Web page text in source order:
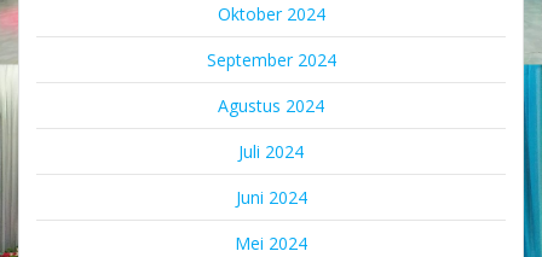
Oktober 2024
September 2024
Agustus 2024
Juli 2024
Juni 2024
Mei 2024